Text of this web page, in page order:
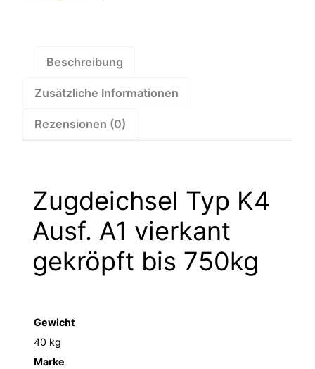
Menge
Beschreibung
Zusätzliche Informationen
Rezensionen (0)
Zugdeichsel Typ K4
Ausf. A1 vierkant
gekröpft bis 750kg
Gewicht
40 kg
Marke